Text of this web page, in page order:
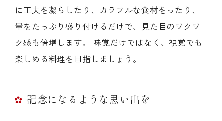
に工夫を凝らしたり、カラフルな食材をったり、
量をたっぷり盛り付けるだけで、見た目のワクワ
ク感も倍増します。 味覚だけではなく、視覚でも
楽しめる料理を目指しましょう。
記念になるような思い出を